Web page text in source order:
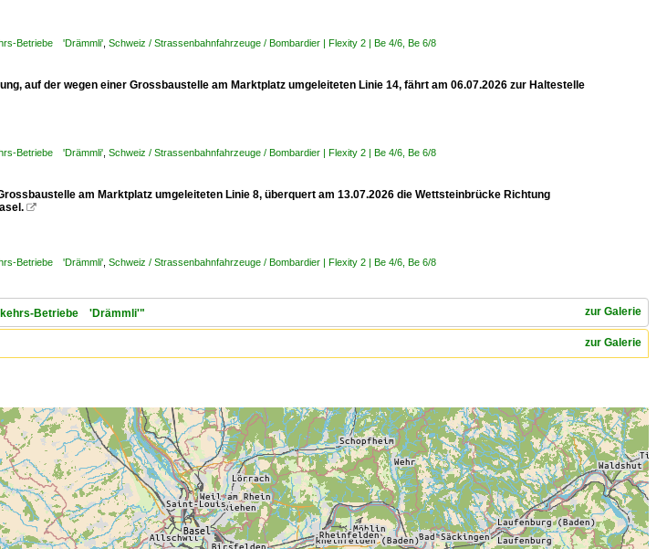
Betriebe 'Drämmli' Schweiz / Strassenbahnfahrzeuge / Bombardier | Flexity 2 | Be 4/6, Be 6/8
auf der wegen einer Grossbaustelle am Marktplatz umgeleiteten Linie 14, fährt am 06.07.2026 zur Haltestelle
Betriebe 'Drämmli' Schweiz / Strassenbahnfahrzeuge / Bombardier | Flexity 2 | Be 4/6, Be 6/8
am Marktplatz umgeleiteten Linie 8, überquert am 13.07.2026 die Wettsteinbrücke Richtung

Betriebe 'Drämmli' Schweiz / Strassenbahnfahrzeuge / Bombardier | Flexity 2 | Be 4/6, Be 6/8
zur Galerie
Betriebe 'Drämmli'"
zur Galerie